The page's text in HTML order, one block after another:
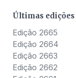
Últimas edições
Edição 2665
Edição 2664
Edição 2663
Edição 2662